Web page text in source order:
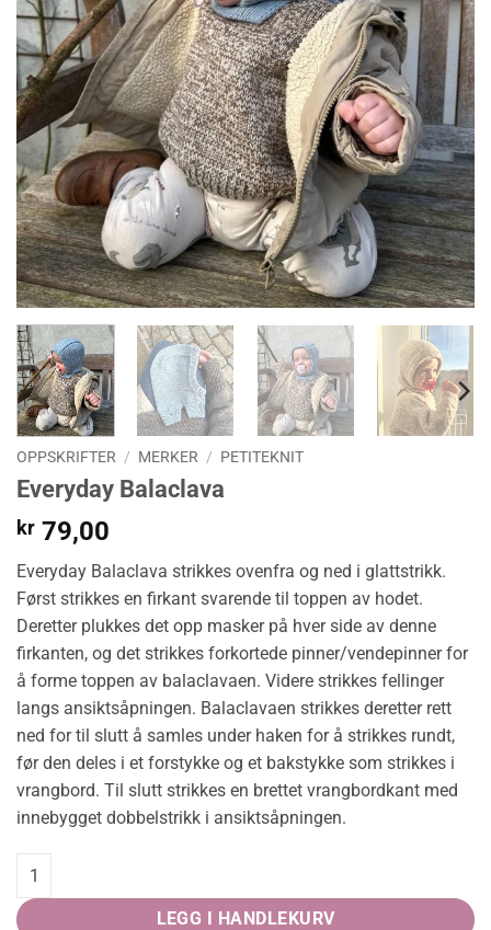
OPPSKRIFTER / MERKER / PETITEKNIT
Everyday Balaclava
kr 79,00
Everyday Balaclava strikkes ovenfra og ned i glattstrikk.
Først strikkes en firkant svarende til toppen av hodet.
Deretter plukkes det opp masker på hver side av denne
firkanten, og det strikkes forkortede pinner/vendepinner for
å forme toppen av balaclavaen. Videre strikkes fellinger
langs ansiktsåpningen. Balaclavaen strikkes deretter rett
ned for til slutt å samles under haken for å strikkes rundt,
før den deles i et forstykke og et bakstykke som strikkes i
vrangbord. Til slutt strikkes en brettet vrangbordkant med
innebygget dobbelstrikk i ansiktsåpningen.
Everyday Balaclava quantity
LEGG I HANDLEKURV